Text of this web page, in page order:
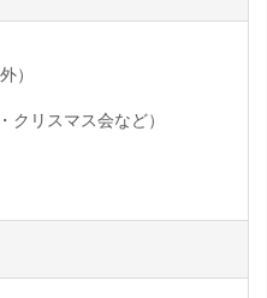
）
クリスマス会など）